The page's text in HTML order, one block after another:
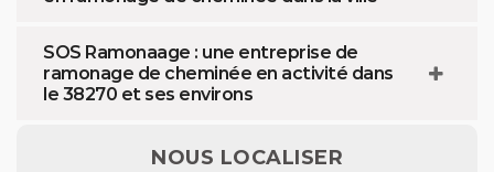
SOS Ramonaage : une entreprise de
ramonage de cheminée en activité dans
le 38270 et ses environs
NOUS LOCALISER